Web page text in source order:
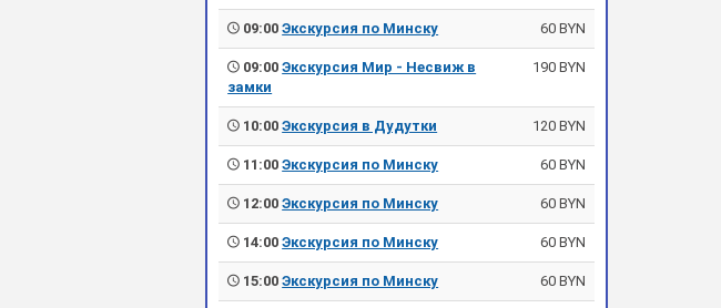
09:00Экскурсия по Минску 60 BYN
09:00Экскурсия Мир - Несвиж в
замки
190 BYN
10:00Экскурсия в Дудутки 120 BYN
11:00Экскурсия по Минску 60 BYN
12:00Экскурсия по Минску 60 BYN
14:00Экскурсия по Минску 60 BYN
15:00Экскурсия по Минску 60 BYN